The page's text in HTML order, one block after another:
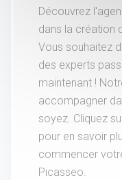
Découvrez
dans la création
Vous souhaitez
des experts
maintenant !
accompagner
soyez. Cliquez
pour en savoir
commencer
Picasseo.